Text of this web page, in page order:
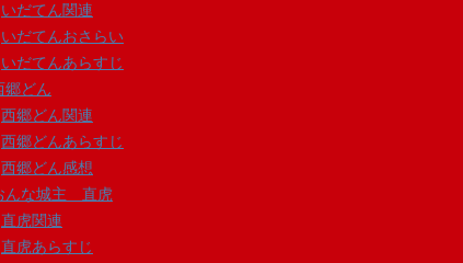
いだてん関連
いだてんおさらい
いだてんあらすじ
郷どん
西郷どん関連
西郷どんあらすじ
西郷どん感想
んな城主 直虎
直虎関連
直虎あらすじ